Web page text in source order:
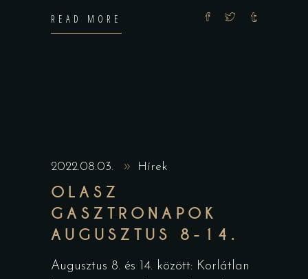
READ MORE
2022.08.03. Hírek
OLASZ
GASZTRONAPOK
AUGUSZTUS 8-14.
Augusztus 8. és 14. között: Korlátlan